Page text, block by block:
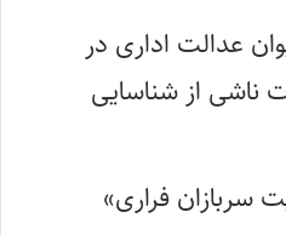
عدالت اداری در
ناشی از شناسایی
سربازان فراری»